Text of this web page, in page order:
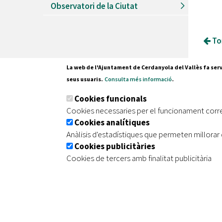
Observatori de la Ciutat
Tel.
| Avís legal | Protecció de dades
La web de l'Ajuntament de Cerdanyola del Vallès fa
seus usuaris. Consulta més informació.
Cookies funcionals
Cookies necessaries per el funcionament
Cookies analítiques
Anàlisis d'estadístiques que permeten
Cookies publicitàries
Cookies de tercers amb finalitat publicitària